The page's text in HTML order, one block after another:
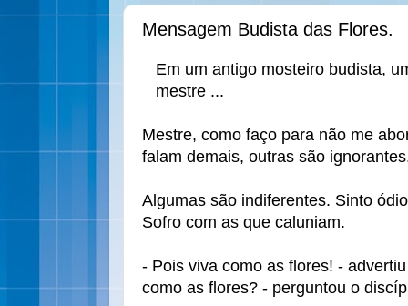
Mensagem Budista das Flores.
Em um antigo mosteiro budista,
mestre ...
Mestre, como faço para não me
falam demais, outras são
Algumas são indiferentes. Sinto
Sofro com as que caluniam.
- Pois viva como as flores! -
como as flores? - perguntou o